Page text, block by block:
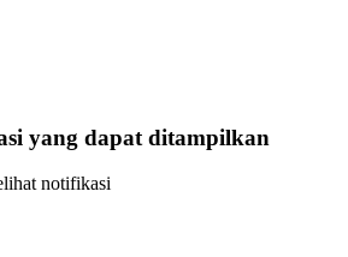
yang dapat ditampilkan
notifikasi